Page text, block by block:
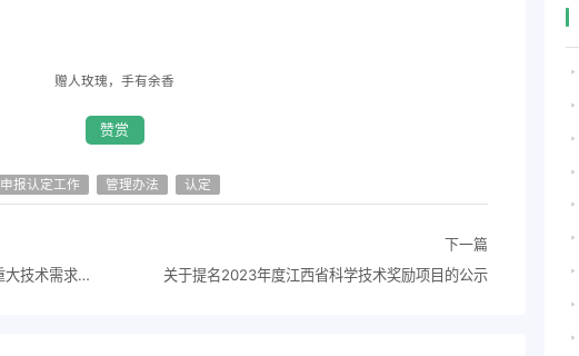
赠人玫瑰，手有余香
赞赏
申报认定工作 管理办法 认定
关于发布2023年宜春市“揭榜挂帅”企业重大技术需求项目榜单的通知
下一篇
关于提名2023年度江西省科学技术奖励项目的公示